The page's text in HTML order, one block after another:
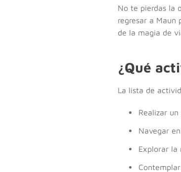
No te pierdas la
regresar a Maun
de la magia de
¿Qué
La lista de
Realizar
Navegar
Explorar la